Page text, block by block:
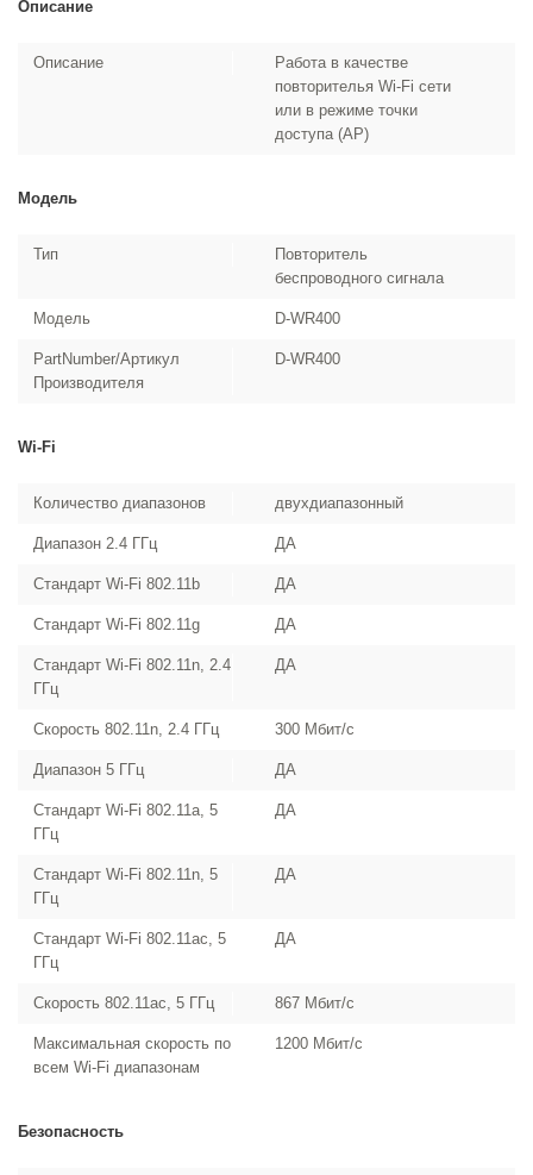
Описание
Описание
Работа в качестве
повторителья Wi-Fi сети
или в режиме точки
доступа (AP)
Модель
Тип
Повторитель
беспроводного сигнала
Модель D-WR400
PartNumber/Артикул
Производителя
D-WR400
Wi-Fi
Количество диапазонов двухдиапазонный
Диапазон 2.4 ГГц ДА
Стандарт Wi-Fi 802.11b ДА
Стандарт Wi-Fi 802.11g ДА
Стандарт Wi-Fi 802.11n, 2.4
ГГц
ДА
Скорость 802.11n, 2.4 ГГц 300 Мбит/с
Диапазон 5 ГГц ДА
Стандарт Wi-Fi 802.11a, 5
ГГц
ДА
Стандарт Wi-Fi 802.11n, 5
ГГц
ДА
Стандарт Wi-Fi 802.11ac, 5
ГГц
ДА
Скорость 802.11ac, 5 ГГц 867 Мбит/с
Максимальная скорость по
всем Wi-Fi диапазонам
1200 Мбит/с
Безопасность